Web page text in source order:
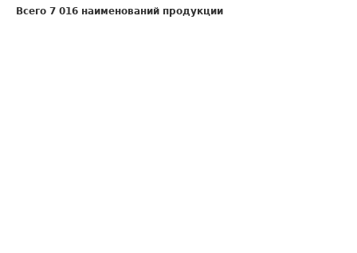
Всего 7 016 наименований продукции